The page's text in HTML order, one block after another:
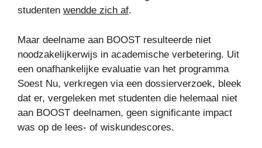
studenten wendde zich af.
Maar deelname aan BOOST resulteerde niet
noodzakelijkerwijs in academische verbetering. Uit
een onafhankelijke evaluatie van het programma
Soest Nu, verkregen via een dossierverzoek, bleek
dat er, vergeleken met studenten die helemaal niet
aan BOOST deelnamen, geen significante impact
was op de lees- of wiskundescores.